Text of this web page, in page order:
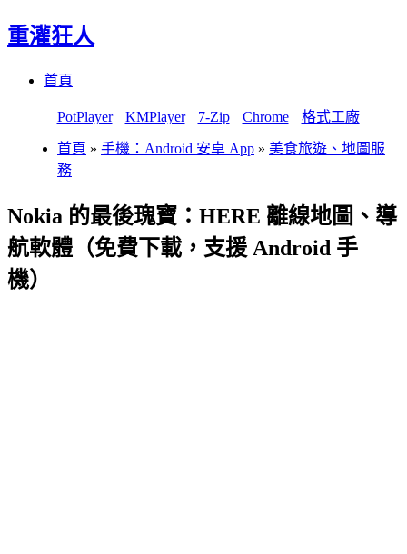
重灌狂人
首頁
PotPlayer KMPlayer 7-Zip Chrome 格式工廠
首頁 » 手機：Android 安卓 App » 美食旅遊、地圖服
務
Nokia 的最後瑰寶：HERE 離線地圖、導
航軟體（免費下載，支援 Android 手
機）